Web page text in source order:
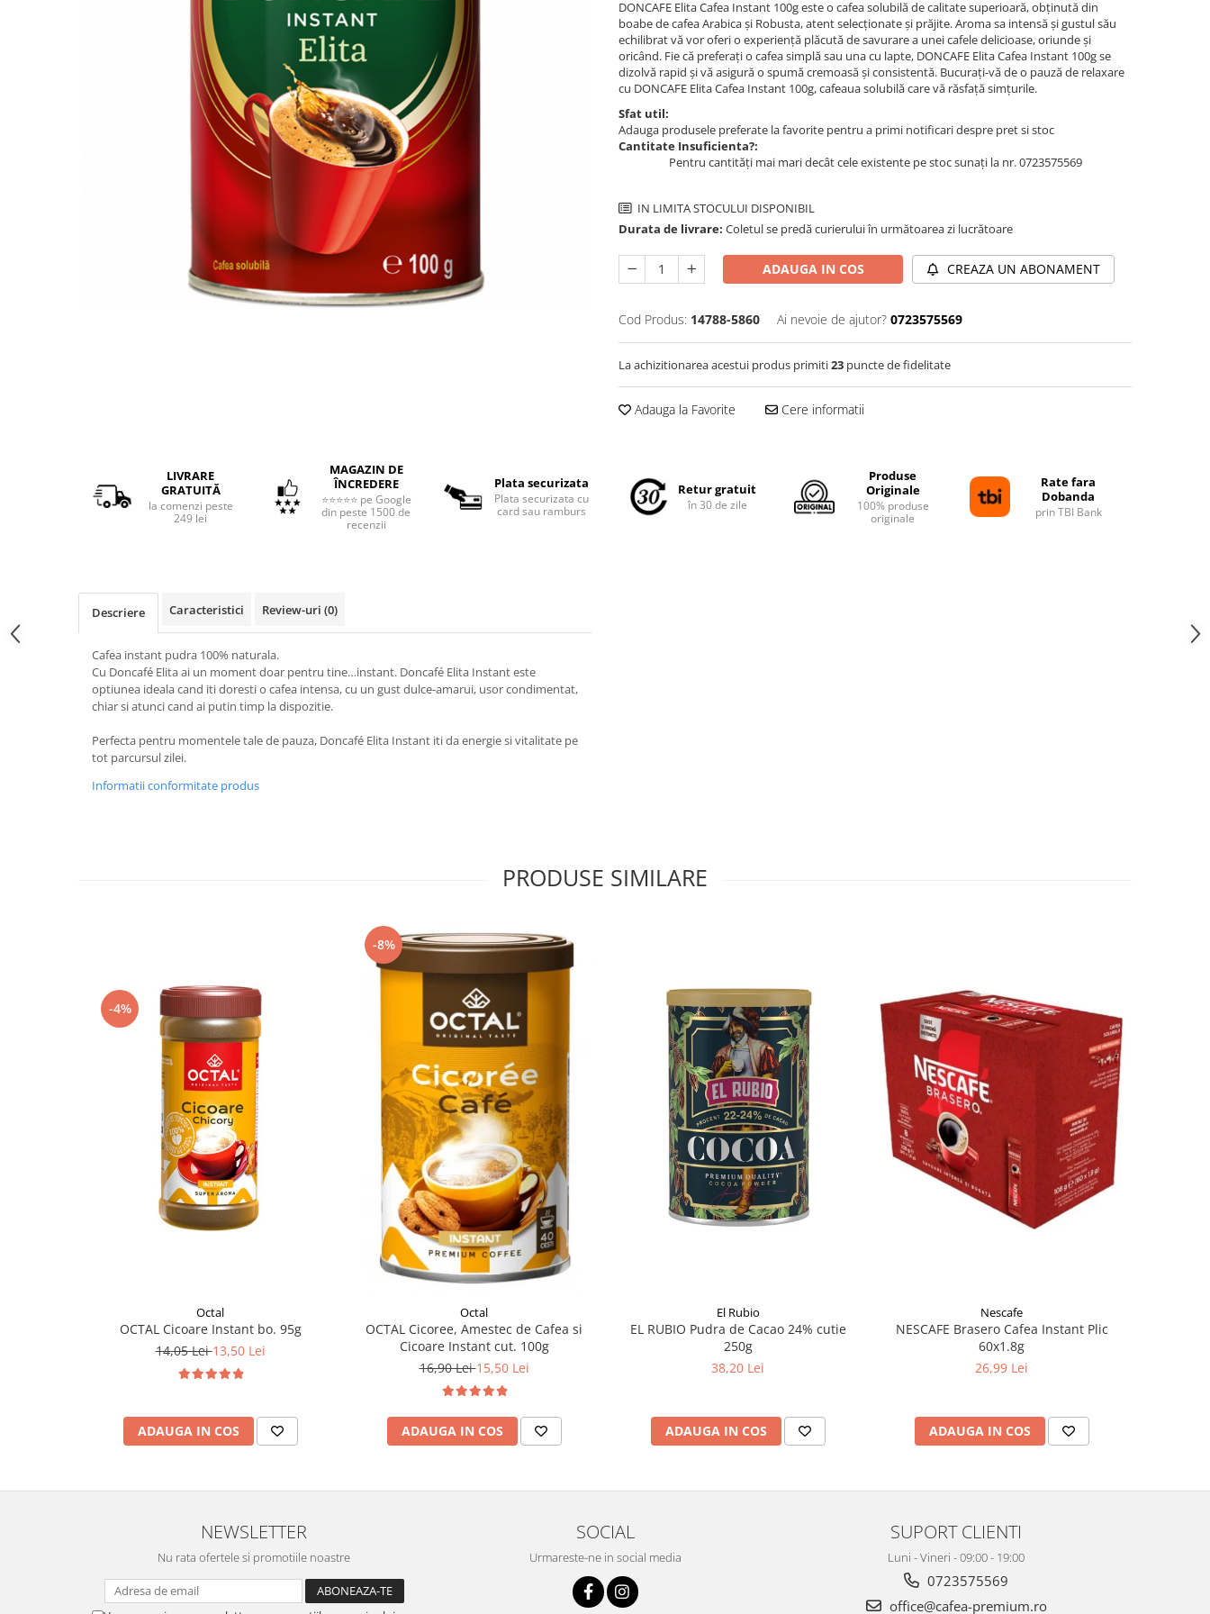
DONCAFE Elita Cafea Instant 100g este o cafea solubilă de calitate superioară, obținută din
boabe de cafea Arabica și Robusta, atent selecționate și prăjite. Aroma sa intensă și gustul său
echilibrat vă vor oferi o experiență plăcută de savurare a unei cafele delicioase, oriunde și
oricând. Fie că preferați o cafea simplă sau una cu lapte, DONCAFE Elita Cafea Instant 100g se
dizolvă rapid și vă asigură o spumă cremoasă și consistentă. Bucurați-vă de o pauză de relaxare
cu DONCAFE Elita Cafea Instant 100g, cafeaua solubilă care vă răsfață simțurile.
Sfat util:
Adauga produsele preferate la favorite pentru a primi notificari despre pret si stoc
Cantitate Insuficienta?:
Pentru cantități mai mari decât cele existente pe stoc sunați la nr. 0723575569
IN LIMITA STOCULUI DISPONIBIL
Durata de livrare: Coletul se predă curierului în următoarea zi lucrătoare
ADAUGA IN COS CREAZA UN ABONAMENT
Cod Produs: 14788-5860 Ai nevoie de ajutor? 0723575569
La achizitionarea acestui produs primiti23 puncte de fidelitate
Adauga la Favorite Cere informatii
LIVRARE
GRATUITĂ
la comenzi peste
249 lei
MAGAZIN DE
ÎNCREDERE
⭐⭐⭐⭐⭐ pe Google
din peste 1500 de
recenzii
Plata securizata
Plata securizata cu
card sau ramburs
Retur gratuit
în 30 de zile
Produse
Originale
100% produse
originale
Rate fara
Dobanda
prin TBI Bank
Descriere Caracteristici Review-uri (0)
Cafea instant pudra 100% naturala.
Cu Doncafé Elita ai un moment doar pentru tine…instant. Doncafé Elita Instant este
optiunea ideala cand iti doresti o cafea intensa, cu un gust dulce-amarui, usor condimentat,
chiar si atunci cand ai putin timp la dispozitie.
Perfecta pentru momentele tale de pauza, Doncafé Elita Instant iti da energie si vitalitate pe
tot parcursul zilei.
Informatii conformitate produs
PRODUSE SIMILARE
-4%
Octal
OCTAL Cicoare Instant bo. 95g
14,05 Lei13,50 Lei
ADAUGA IN COS
-8%
Octal
OCTAL Cicoree, Amestec de Cafea si
Cicoare Instant cut. 100g
16,90 Lei15,50 Lei
ADAUGA IN COS
El Rubio
EL RUBIO Pudra de Cacao 24% cutie
250g
38,20 Lei
ADAUGA IN COS
Nescafe
NESCAFE Brasero Cafea Instant Plic
60x1.8g
26,99 Lei
ADAUGA IN COS
NEWSLETTER
Nu rata ofertele si promotiile noastre
SOCIAL
Urmareste-ne in social media
SUPORT CLIENTI
Luni - Vineri - 09:00 - 19:00
0723575569
office@cafea-premium.ro